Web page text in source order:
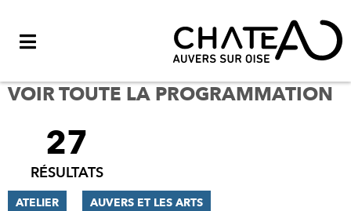
VOIR TOUTE LA PROGRAMMATION
FILTRER
RÉSULTATS
27
RÉSULTATS
ATELIER AUVERS ET LES ARTS